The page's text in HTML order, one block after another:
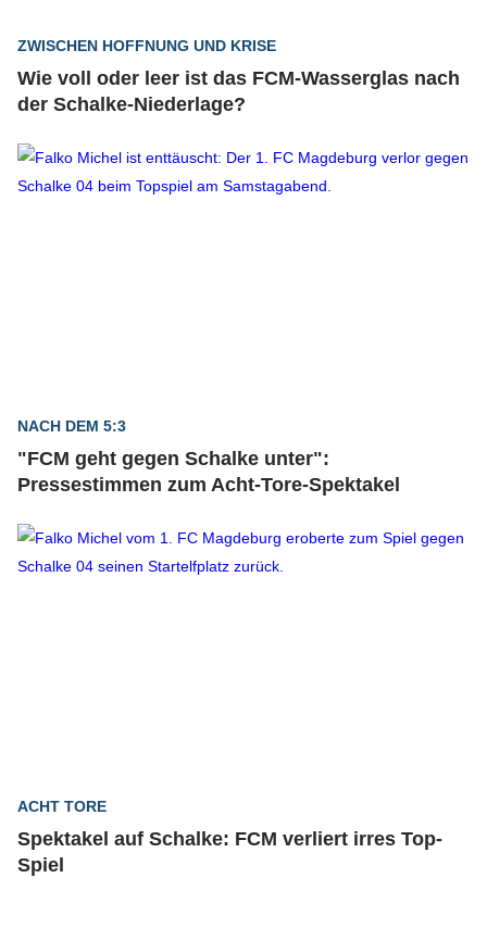
ZWISCHEN HOFFNUNG UND KRISE
Wie voll oder leer ist das FCM-Wasserglas nach
der Schalke-Niederlage?
NACH DEM 5:3
"FCM geht gegen Schalke unter":
Pressestimmen zum Acht-Tore-Spektakel
ACHT TORE
Spektakel auf Schalke: FCM verliert irres Top-
Spiel